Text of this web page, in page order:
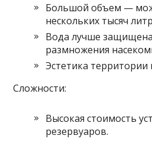
Большой объем —
нескольких тысяч
Вода лучше
размножения
Эстетика территории
Сложности:
Высокая стоимость
резервуаров.